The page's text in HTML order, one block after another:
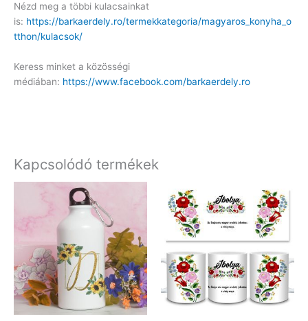
Nézd meg a többi kulacsainkat
is: https://barkaerdely.ro/termekkategoria/magyaros_konyha_o
tthon/kulacsok/
Keress minket a közösségi
médiában: https://www.facebook.com/barkaerdely.ro
Kapcsolódó termékek